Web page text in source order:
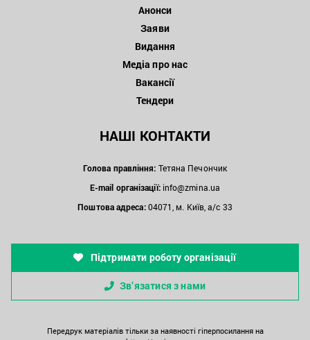
Анонси
Заяви
Видання
Медіа про нас
Вакансії
Тендери
НАШІ КОНТАКТИ
Голова правління: Тетяна Печончик
E-mail організації: info@zmina.ua
Поштова адреса:04071, м. Київ, а/с 33
Підтримати роботу організації
Зв’язатися з нами
Передрук матеріалів тільки за наявності гіперпосилання на